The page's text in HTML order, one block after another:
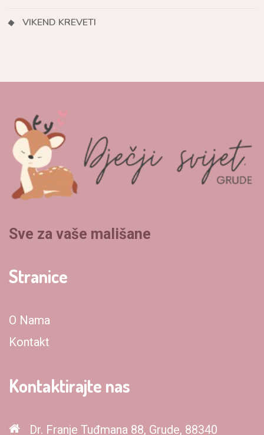
VIKEND KREVETI
Sve za vaše mališane
Stranice
O Nama
Kontakt
Kontaktirajte nas
Dr. Franje Tuđmana 88, Grude, 88340